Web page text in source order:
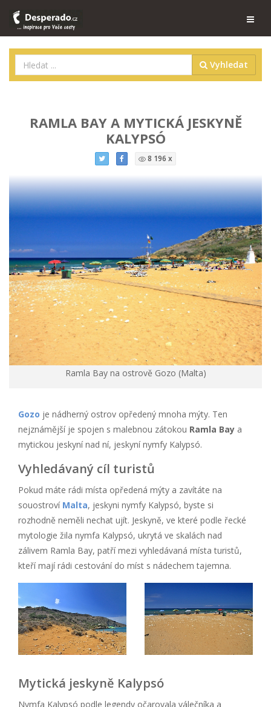
Vyhledat
RAMLA BAY A MYTICKÁ JESKYNĚ
KALYPSÓ
8 196 x
Ramla Bay na ostrově Gozo (Malta)
Gozo je nádherný ostrov opředený mnoha mýty. Ten
nejznámější je spojen s malebnou zátokou Ramla Bay a
mytickou jeskyní nad ní, jeskyní nymfy Kalypsó.
Vyhledávaný cíl turistů
Pokud máte rádi místa opředená mýty a zavítáte na
souostroví Malta, jeskyni nymfy Kalypsó, byste si
rozhodně neměli nechat ujít. Jeskyně, ve které podle řecké
mytologie žila nymfa Kalypsó, ukrytá ve skalách nad
zálivem Ramla Bay, patří mezi vyhledávaná místa turistů,
kteří mají rádi cestování do míst s nádechem tajemna.
Mytická jeskyně Kalypsó
Nymfa Kalypsó podle legendy očarovala válečníka a